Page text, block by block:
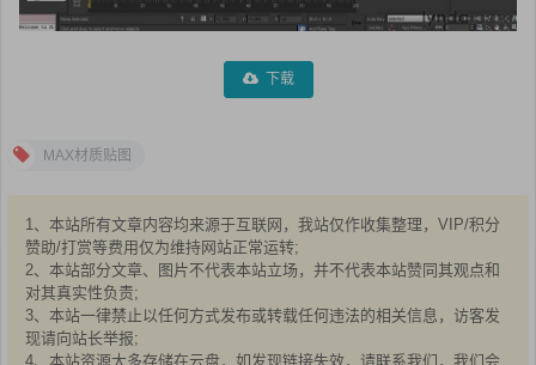
下载
MAX材质贴图
1、本站所有文章内容均来源于互联网，我站仅作收集整理，VIP/积分
赞助/打赏等费用仅为维持网站正常运转;
2、本站部分文章、图片不代表本站立场，并不代表本站赞同其观点和
对其真实性负责;
3、本站一律禁止以任何方式发布或转载任何违法的相关信息，访客发
现请向站长举报;
4、本站资源大多存储在云盘，如发现链接失效，请联系我们，我们会